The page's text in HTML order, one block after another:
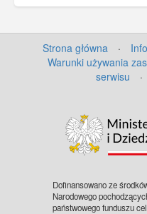
Strona główna ·
Warunki używania
serwisu
·
Dofinansowano ze
Narodowego
państwowego funduszu